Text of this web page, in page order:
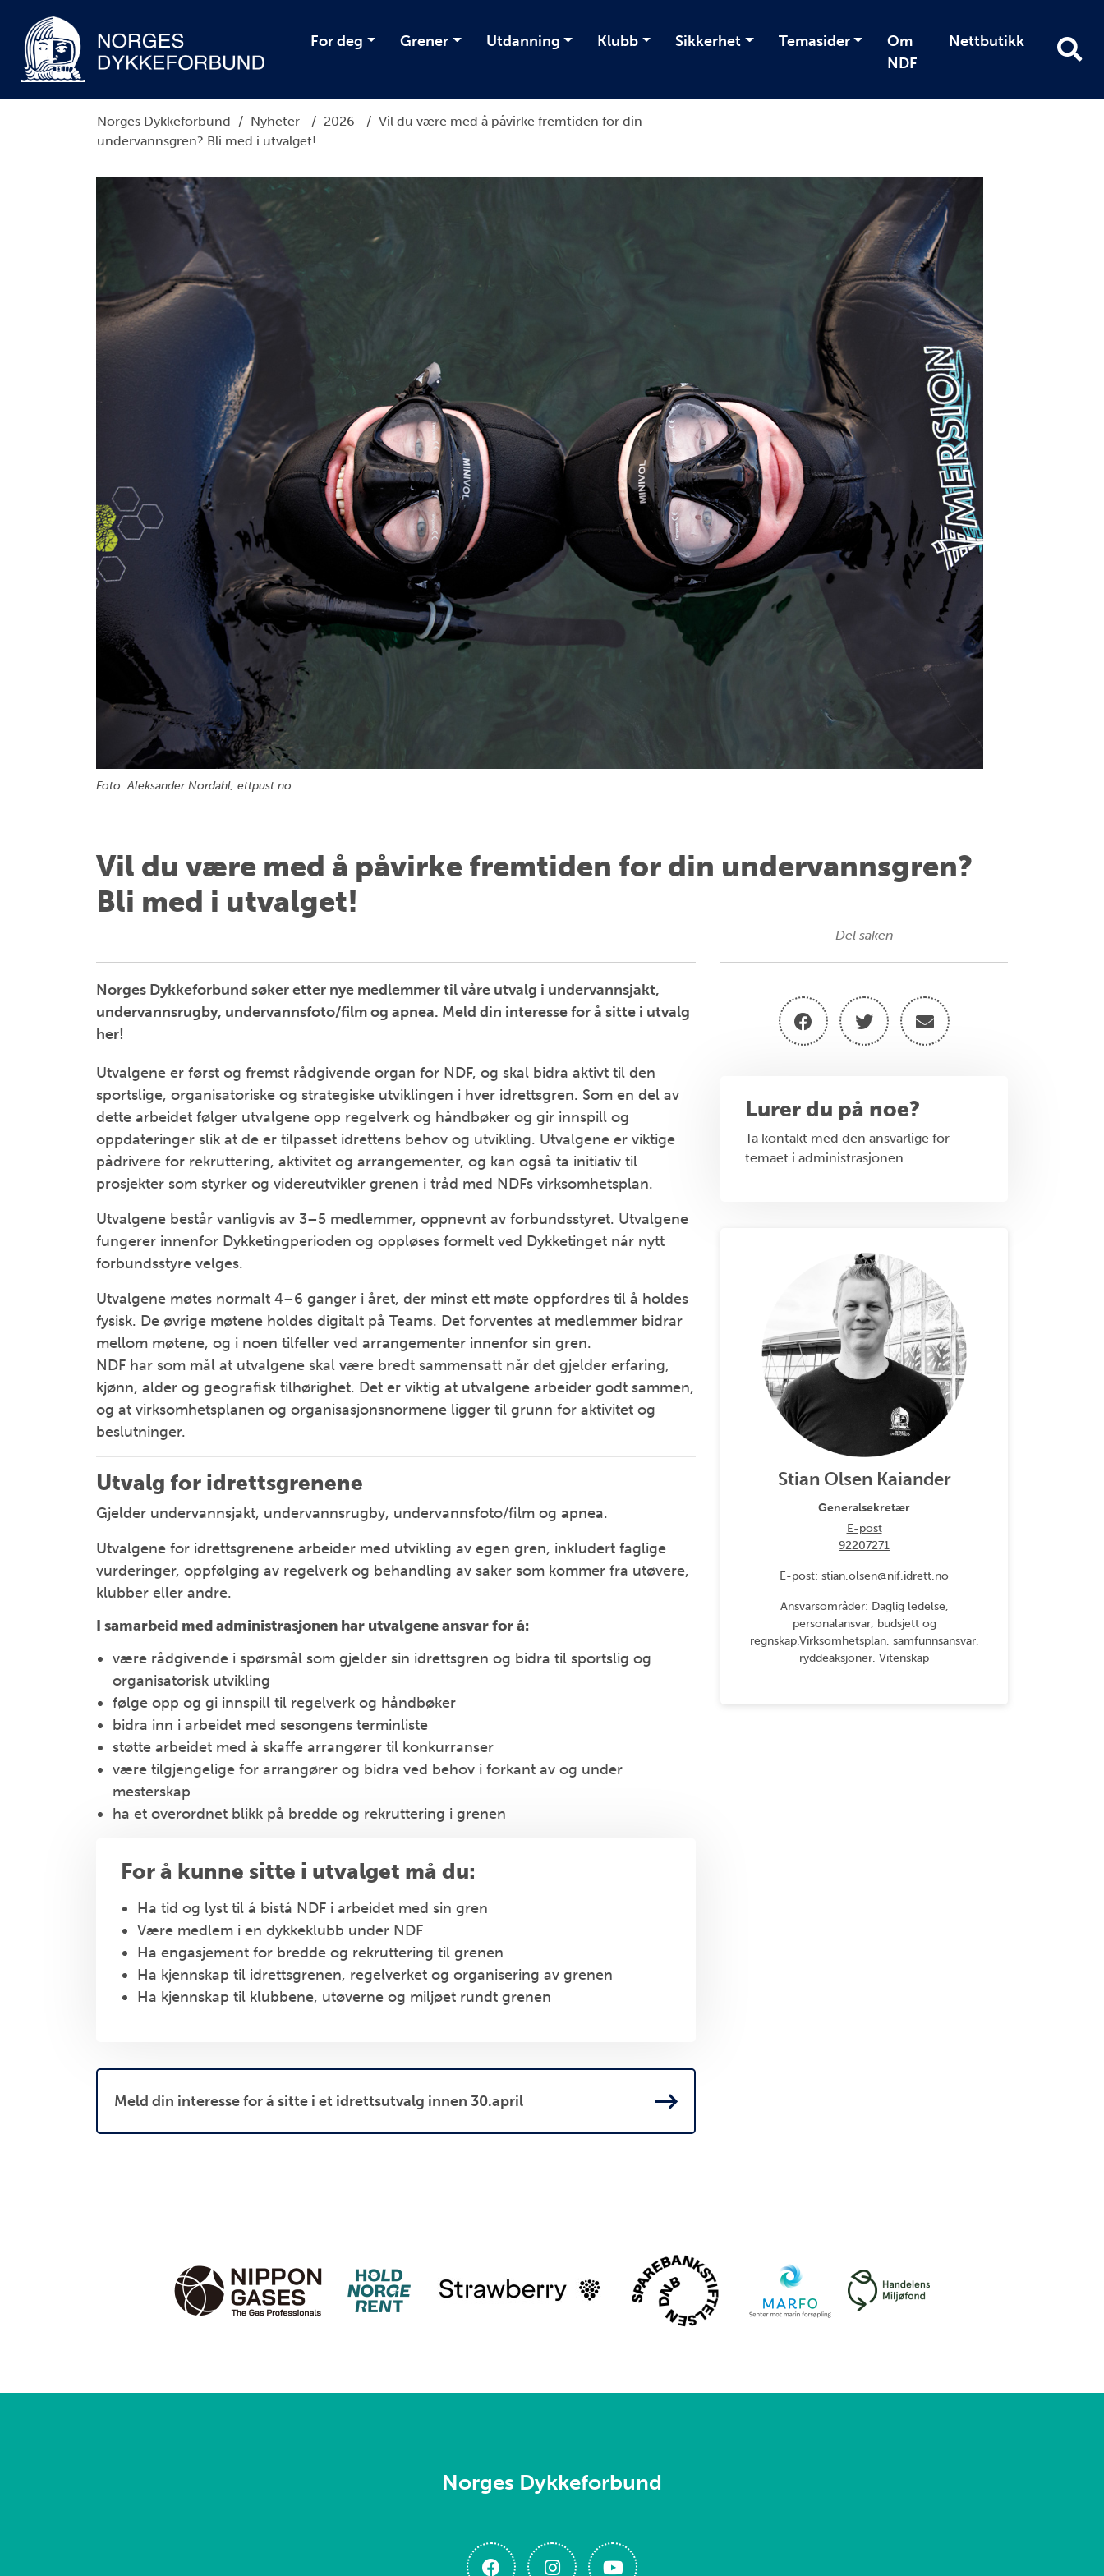
For deg Grener Utdanning Klubb Sikkerhet Temasider
Om
NDF
Nettbutikk
Norges Dykkeforbund / Nyheter / 2026 / Vil du være med å påvirke fremtiden for din
undervannsgren? Bli med i utvalget!
Foto: Aleksander Nordahl, ettpust.no
Vil du være med å påvirke fremtiden for din undervannsgren?
Bli med i utvalget!
Norges Dykkeforbund søker etter nye medlemmer til våre utvalg i undervannsjakt,
undervannsrugby, undervannsfoto/film og apnea. Meld din interesse for å sitte i utvalg
her!
Utvalgene er først og fremst rådgivende organ for NDF, og skal bidra aktivt til den
sportslige, organisatoriske og strategiske utviklingen i hver idrettsgren. Som en del av
dette arbeidet følger utvalgene opp regelverk og håndbøker og gir innspill og
oppdateringer slik at de er tilpasset idrettens behov og utvikling. Utvalgene er viktige
pådrivere for rekruttering, aktivitet og arrangementer, og kan også ta initiativ til
prosjekter som styrker og videreutvikler grenen i tråd med NDFs virksomhetsplan.
Utvalgene består vanligvis av 3–5 medlemmer, oppnevnt av forbundsstyret. Utvalgene
fungerer innenfor Dykketingperioden og oppløses formelt ved Dykketinget når nytt
forbundsstyre velges.
Utvalgene møtes normalt 4–6 ganger i året, der minst ett møte oppfordres til å holdes
fysisk. De øvrige møtene holdes digitalt på Teams. Det forventes at medlemmer bidrar
mellom møtene, og i noen tilfeller ved arrangementer innenfor sin gren.
NDF har som mål at utvalgene skal være bredt sammensatt når det gjelder erfaring,
kjønn, alder og geografisk tilhørighet. Det er viktig at utvalgene arbeider godt sammen,
og at virksomhetsplanen og organisasjonsnormene ligger til grunn for aktivitet og
beslutninger.
Utvalg for idrettsgrenene
Gjelder undervannsjakt, undervannsrugby, undervannsfoto/film og apnea.
Utvalgene for idrettsgrenene arbeider med utvikling av egen gren, inkludert faglige
vurderinger, oppfølging av regelverk og behandling av saker som kommer fra utøvere,
klubber eller andre.
I samarbeid med administrasjonen har utvalgene ansvar for å:
være rådgivende i spørsmål som gjelder sin idrettsgren og bidra til sportslig og
organisatorisk utvikling
følge opp og gi innspill til regelverk og håndbøker
bidra inn i arbeidet med sesongens terminliste
støtte arbeidet med å skaffe arrangører til konkurranser
være tilgjengelige for arrangører og bidra ved behov i forkant av og under
mesterskap
ha et overordnet blikk på bredde og rekruttering i grenen
For å kunne sitte i utvalget må du:
Ha tid og lyst til å bistå NDF i arbeidet med sin gren
Være medlem i en dykkeklubb under NDF
Ha engasjement for bredde og rekruttering til grenen
Ha kjennskap til idrettsgrenen, regelverket og organisering av grenen
Ha kjennskap til klubbene, utøverne og miljøet rundt grenen
Meld din interesse for å sitte i et idrettsutvalg innen 30.april
Del saken
Lurer du på noe?
Ta kontakt med den ansvarlige for
temaet i administrasjonen.
Stian Olsen Kaiander
Generalsekretær
E-post
92207271
E-post: stian.olsen@nif.idrett.no
Ansvarsområder: Daglig ledelse,
personalansvar, budsjett og
regnskap.Virksomhetsplan, samfunnsansvar,
ryddeaksjoner. Vitenskap
Norges Dykkeforbund